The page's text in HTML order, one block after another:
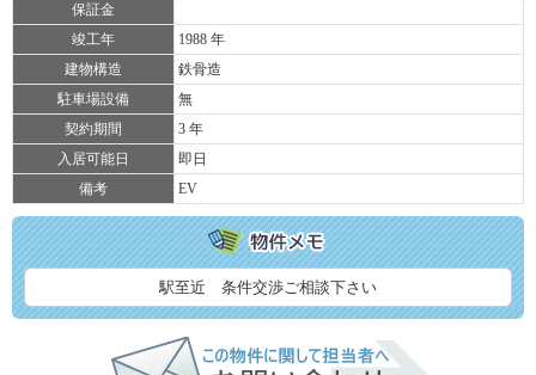
保証金
竣工年
1988 年
建物構造
鉄骨造
駐車場設備
無
契約期間
3 年
入居可能日
即日
備考
EV
駅至近 条件交渉ご相談下さい